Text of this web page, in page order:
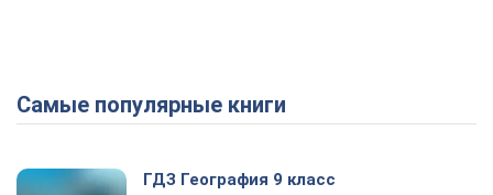
Самые популярные книги
ГДЗ География 9 класс